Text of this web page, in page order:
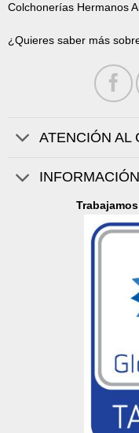
Colchonerías Hermanos
¿Quieres saber más
ATENCIÓN AL